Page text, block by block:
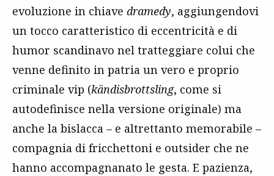
evoluzione in chiave dramedy, aggiungendovi
un tocco caratteristico di eccentricità e di
humor scandinavo nel tratteggiare colui che
venne definito in patria un vero e proprio
criminale vip (kändisbrottsling, come si
autodefinisce nella versione originale) ma
anche la bislacca – e altrettanto memorabile –
compagnia di fricchettoni e outsider che ne
hanno accompagnanato le gesta. E pazienza,